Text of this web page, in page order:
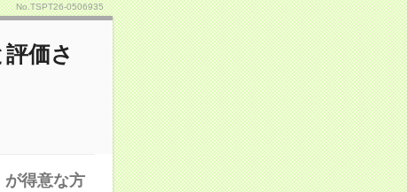
No.TSPT26-0506935
価さ
が得意な方